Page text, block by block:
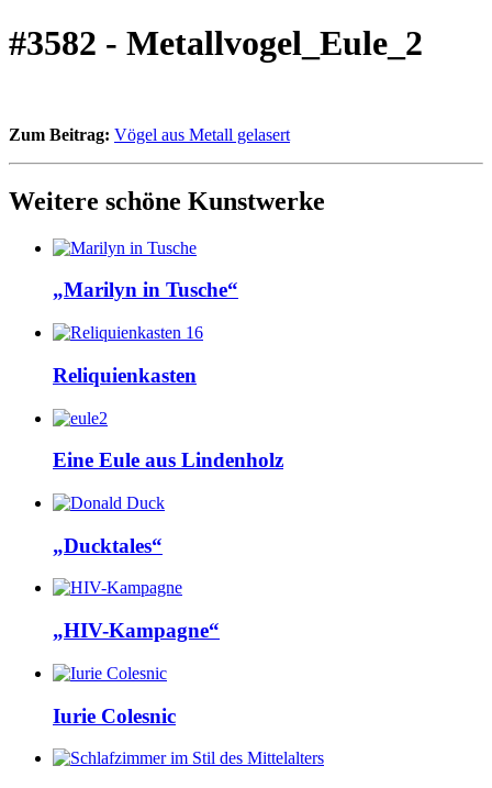
#3582 - Metallvogel_Eule_2
Zum Beitrag: Vögel aus Metall gelasert
Weitere schöne Kunstwerke
„Marilyn in Tusche“
Reliquienkasten
Eine Eule aus Lindenholz
„Ducktales“
„HIV-Kam­pa­g­ne“
Iurie Colesnic